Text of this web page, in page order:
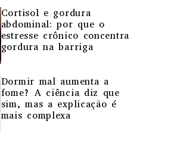
Cortisol e gordura
abdominal: por que o
estresse crônico concentra
gordura na barriga
Dormir mal aumenta a
fome? A ciência diz que
sim, mas a explicação é
mais complexa